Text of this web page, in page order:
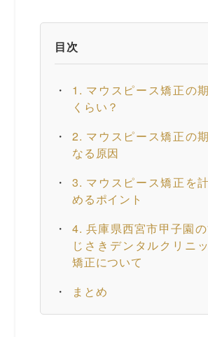
目次
1. マウスピース矯正の
くらい？
2. マウスピース矯正の
なる原因
3. マウスピース矯正を
めるポイント
4. 兵庫県西宮市甲子園
じさきデンタルクリニ
矯正について
まとめ